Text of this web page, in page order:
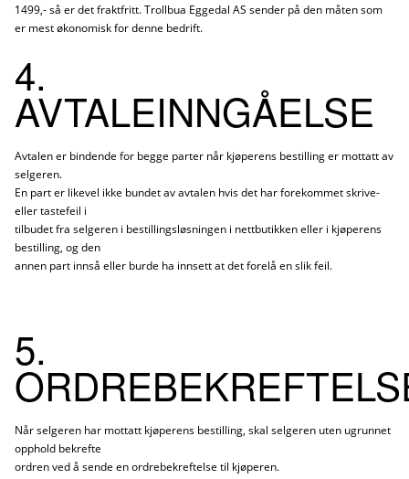
1499,- så er det fraktfritt. Trollbua Eggedal AS sender på den måten som
er mest økonomisk for denne bedrift.
4.
AVTALEINNGÅELSE
Avtalen er bindende for begge parter når kjøperens bestilling er mottatt av
selgeren.
En part er likevel ikke bundet av avtalen hvis det har forekommet skrive-
eller tastefeil i
tilbudet fra selgeren i bestillingsløsningen i nettbutikken eller i kjøperens
bestilling, og den
annen part innså eller burde ha innsett at det forelå en slik feil.
5.
Når selgeren har mottatt kjøperens bestilling, skal selgeren uten ugrunnet
opphold bekrefte
ordren ved å sende en ordrebekreftelse til kjøperen.